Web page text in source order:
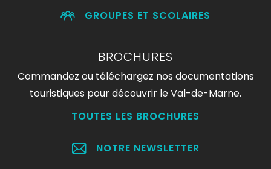
GROUPES ET SCOLAIRES
BROCHURES
Commandez ou téléchargez nos documentations
touristiques pour découvrir le Val-de-Marne.
TOUTES LES BROCHURES
NOTRE NEWSLETTER